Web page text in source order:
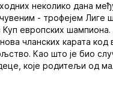
неколико дана
- трофејем Лиге
европских
чланских карата код
Као што је био
које родитељи од